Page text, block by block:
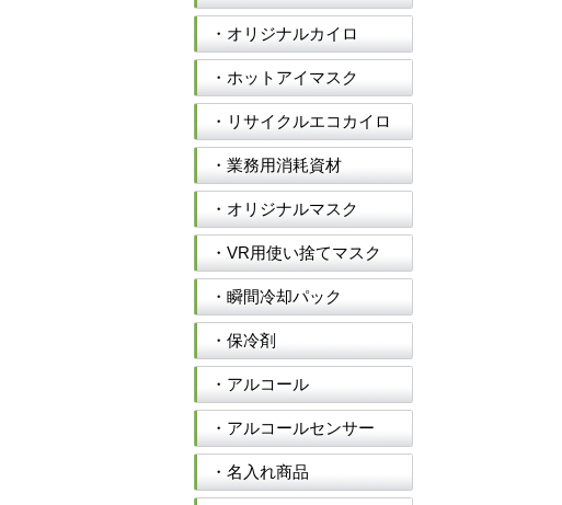
・オリジナルカイロ
・ホットアイマスク
・リサイクルエコカイロ
・業務用消耗資材
・オリジナルマスク
・VR用使い捨てマスク
・瞬間冷却パック
・保冷剤
・アルコール
・アルコールセンサー
・名入れ商品